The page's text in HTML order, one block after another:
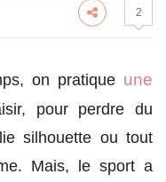
2
on pratique une
pour perdre du
silhouette ou tout
Mais, le sport a